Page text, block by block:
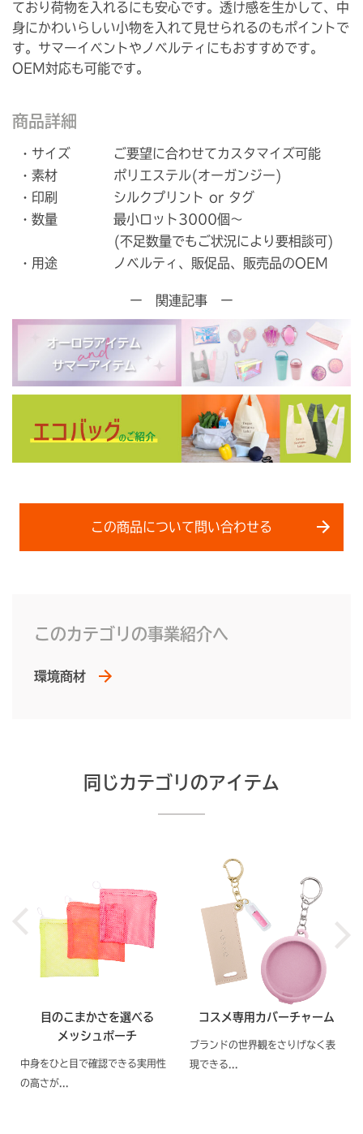
ており荷物を入れるにも安心です。透け感を生かして、中
身にかわいらしい小物を入れて見せられるのもポイントで
す。サマーイベントやノベルティにもおすすめです。
OEM対応も可能です。
商品詳細
・サイズ
ご要望に合わせてカスタマイズ可能
・素材
ポリエステル(オーガンジー)
・印刷
シルクプリント or タグ
・数量
最小ロット3000個～
(不足数量でもご状況により要相談可)
・用途
ノベルティ、販促品、販売品のOEM
ー 関連記事 ー
この商品について問い合わせる
このカテゴリの事業紹介へ
環境商材
同じカテゴリのアイテム
目のこまかさを選べる
メッシュポーチ
中身をひと目で確認できる実用性
の高さが...
コスメ専用カバーチャーム
ブランドの世界観をさりげなく表
現できる...